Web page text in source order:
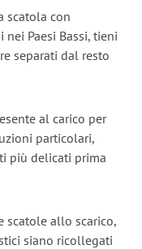
scatola con
nei Paesi Bassi, tieni
separati dal resto
al carico per
particolari,
più delicati prima
allo scarico,
siano ricollegati